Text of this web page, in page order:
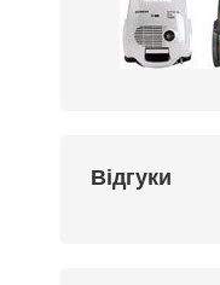
Відгуки